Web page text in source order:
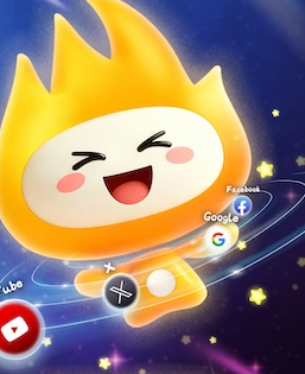
反对[0]
速器 旋风加速器
八戒看书
telegeram苹果加速器
outline
老王vqn加速
红海pro加速器